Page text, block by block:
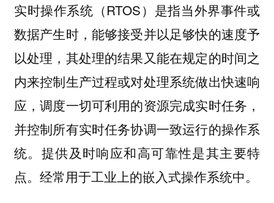
实时操作系统（RTOS）是指当外界事件或
数据产生时，能够接受并以足够快的速度予
以处理，其处理的结果又能在规定的时间之
内来控制生产过程或对处理系统做出快速响
应，调度一切可利用的资源完成实时任务，
并控制所有实时任务协调一致运行的操作系
统。提供及时响应和高可靠性是其主要特
点。经常用于工业上的嵌入式操作系统中。